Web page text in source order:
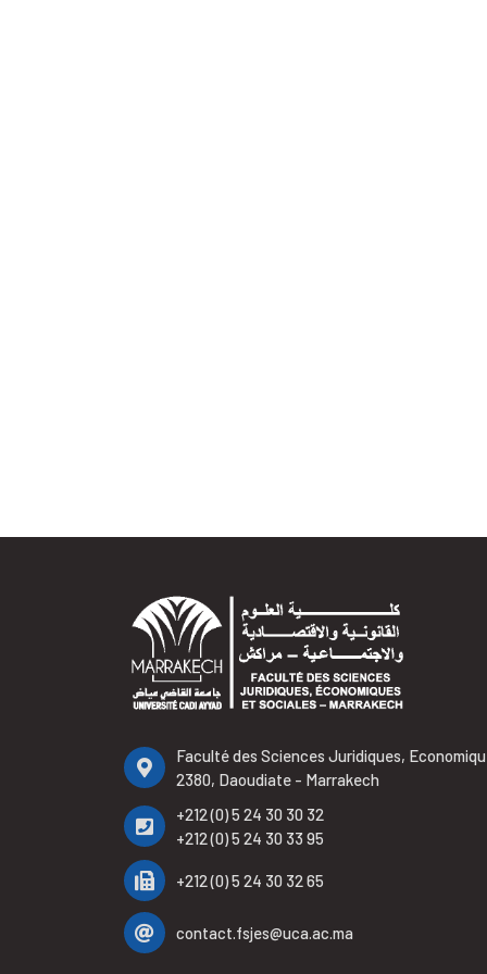
Faculté des Sciences Juridiques,
2380, Daoudiate - Marrakech
+212 (0) 5 24 30 30 32
+212 (0) 5 24 30 33 95
+212 (0) 5 24 30 32 65
contact.fsjes@uca.ac.ma